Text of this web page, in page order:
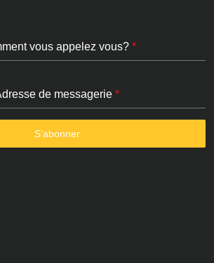
vous appelez vous? *
de messagerie *
S’abonner